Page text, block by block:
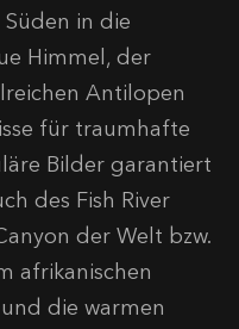
in die
Himmel, der
Antilopen
für traumhafte
Bilder garantiert
des Fish River
der Welt bzw.
afrikanischen
die warmen